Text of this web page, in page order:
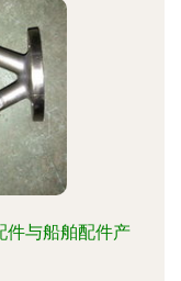
件与船舶配件产